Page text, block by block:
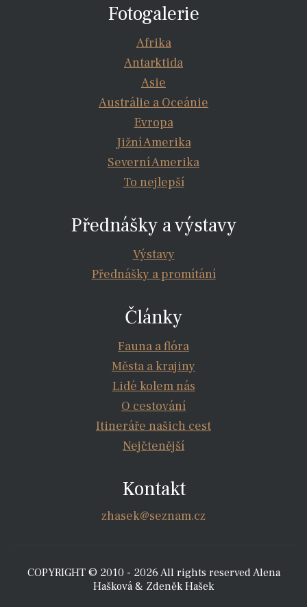
Fotogalerie
Afrika
Antarktida
Asie
Austrálie a Oceánie
Evropa
Jižní Amerika
Severní Amerika
To nejlepší
Přednášky a výstavy
Výstavy
Přednášky a promítání
Články
Fauna a flóra
Města a krajiny
Lidé kolem nás
O cestování
Itineráře našich cest
Nejčtenější
Kontakt
zhasek@seznam.cz
COPYRIGHT © 2010 - 2026 All rights reserved Alena
Hašková & Zdeněk Hašek